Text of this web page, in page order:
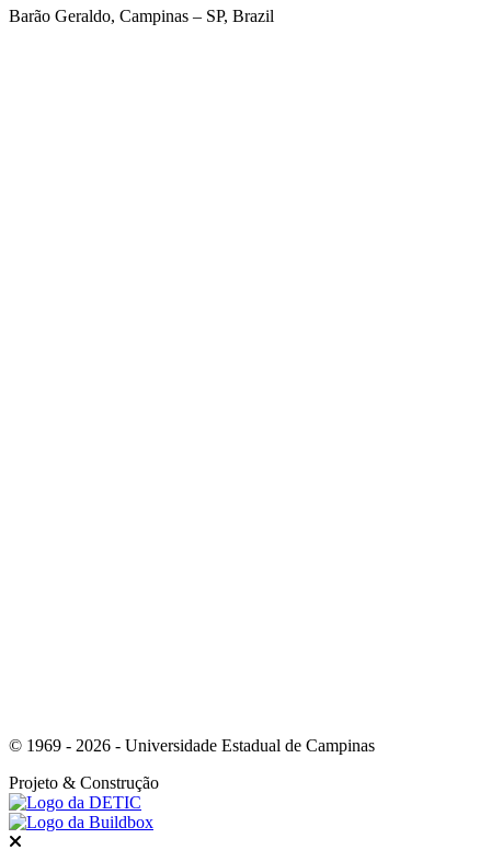
Barão Geraldo, Campinas – SP, Brazil
© 1969 - 2026 - Universidade Estadual de Campinas
Projeto & Construção